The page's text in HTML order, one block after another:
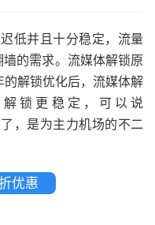
低并且十分稳定，流量
的需求。流媒体解锁原
解锁优化后，流媒体解
锁更稳定，可以说
，是为主力机场的不二
优惠